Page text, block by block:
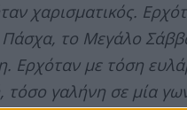
χαρισματικός.
Πάσχα, το Μεγάλο
Ερχόταν με τόση
γαλήνη σε μία